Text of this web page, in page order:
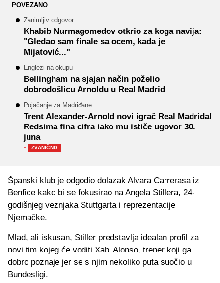
POVEZANO
Zanimljiv odgovor
Khabib Nurmagomedov otkrio za koga navija:
"Gledao sam finale sa ocem, kada je
Mijatović..."
Englezi na okupu
Bellingham na sjajan način poželio
dobrodošlicu Arnoldu u Real Madrid
Pojačanje za Madriđane
Trent Alexander-Arnold novi igrač Real Madrida!
Redsima fina cifra iako mu ističe ugovor 30.
juna
· ZVANIČNO
Španski klub je odgodio dolazak Alvara Carrerasa iz
Benfice kako bi se fokusirao na Angela Stillera, 24-
godišnjeg veznjaka Stuttgarta i reprezentacije
Njemačke.
Mlad, ali iskusan, Stiller predstavlja idealan profil za
novi tim kojeg će voditi Xabi Alonso, trener koji ga
dobro poznaje jer se s njim nekoliko puta suočio u
Bundesligi.